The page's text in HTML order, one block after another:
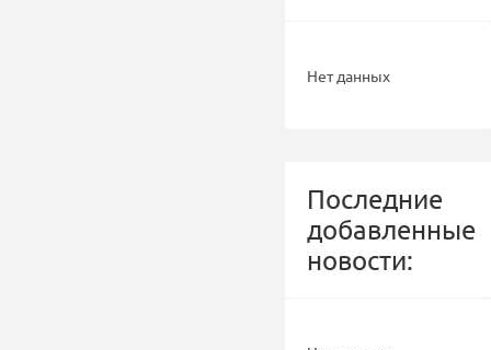
Нет данных
Последние
добавленные
новости: